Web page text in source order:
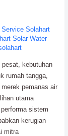
Service Solahart
Solar Water
pesat, kebutuhan
rumah tangga,
pemanas air
utama
sistem
kerugian
mitra